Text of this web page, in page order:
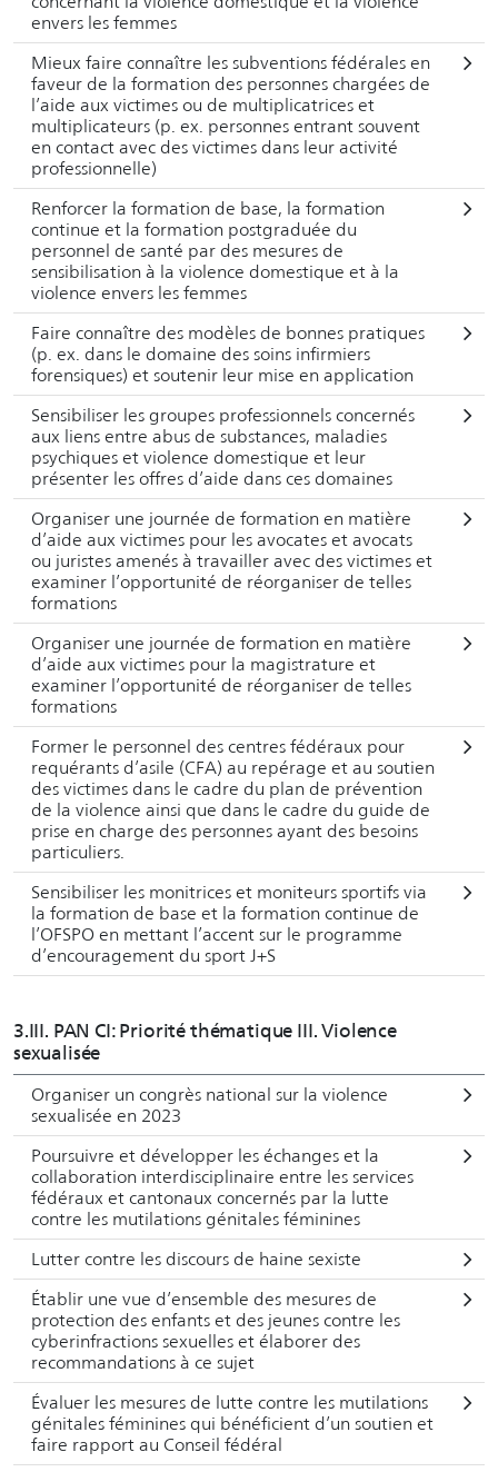
envers les femmes
Mieux faire connaître les subventions fédérales en
faveur de la formation des personnes chargées de
l’aide aux victimes ou de multiplicatrices et
multiplicateurs (p. ex. personnes entrant souvent
en contact avec des victimes dans leur activité
professionnelle)
Renforcer la formation de base, la formation
continue et la formation postgraduée du
personnel de santé par des mesures de
sensibilisation à la violence domestique et à la
violence envers les femmes
Faire connaître des modèles de bonnes pratiques
(p. ex. dans le domaine des soins infirmiers
forensiques) et soutenir leur mise en application
Sensibiliser les groupes professionnels concernés
aux liens entre abus de substances, maladies
psychiques et violence domestique et leur
présenter les offres d’aide dans ces domaines
Organiser une journée de formation en matière
d’aide aux victimes pour les avocates et avocats
ou juristes amenés à travailler avec des victimes et
examiner l’opportunité de réorganiser de telles
formations
Organiser une journée de formation en matière
d’aide aux victimes pour la magistrature et
examiner l’opportunité de réorganiser de telles
formations
Former le personnel des centres fédéraux pour
requé­rants d’asile (CFA) au repérage et au soutien
des victimes dans le cadre du plan de préven­tion
de la violence ainsi que dans le cadre du guide de
prise en charge des personnes ayant des besoins
particuliers.
Sensibiliser les monitrices et moniteurs sportifs via
la formation de base et la formation continue de
l’OFSPO en mettant l’accent sur le programme
d’encouragement du sport J+S
3.III. PAN CI: Priorité thématique III. Violence
sexualisée
Organiser un congrès national sur la violence
sexualisée en 2023
Poursuivre et développer les échanges et la
collaboration interdisciplinaire entre les services
fédéraux et cantonaux concernés par la lutte
contre les mutilations génitales féminines
Lutter contre les discours de haine sexiste
Établir une vue d’ensemble des mesures de
protection des enfants et des jeunes contre les
cyberinfractions sexuelles et élaborer des
recommandations à ce sujet
Évaluer les mesures de lutte contre les mutilations
génitales féminines qui bénéficient d’un soutien et
faire rapport au Conseil fédéral